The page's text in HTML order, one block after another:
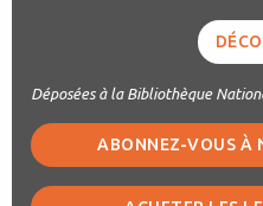
Déposées à la Bibliothèque
ABONNEZ-VOUS À